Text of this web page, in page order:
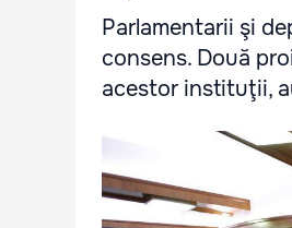
Parlamentarii şi
consens. Două
acestor instituţii,